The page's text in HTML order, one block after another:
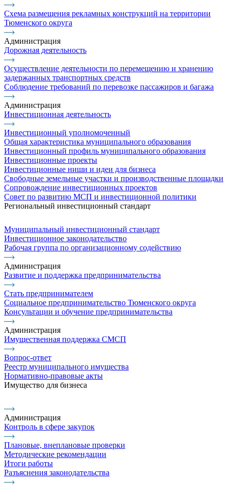
Схема размещения рекламных конструкций на территории
Тюменского округа
Администрация
Дорожная деятельность
Осуществление деятельности по перемещению и хранению
задержанных транспортных средств
Соблюдение требований по перевозке пассажиров и багажа
Администрация
Инвестиционная деятельность
Инвестиционный уполномоченный
Общая характеристика муниципального образования
Инвестиционный профиль муниципального образования
Инвестиционные проекты
Инвестиционные ниши и идеи для бизнеса
Свободные земельные участки и производственные площадки
Сопровождение инвестиционных проектов
Совет по развитию МСП и инвестиционной политики
Региональный инвестиционный стандарт
Муниципальный инвестиционный стандарт
Инвестиционное законодательство
Рабочая группа по организационному содействию
Администрация
Развитие и поддержка предпринимательства
Стать предпринимателем
Социальное предпринимательство Тюменского округа
Консультации и обучение предпринимательства
Администрация
Имущественная поддержка СМСП
Вопрос-ответ
Реестр муниципального имущества
Нормативно-правовые акты
Имущество для бизнеса
Администрация
Контроль в сфере закупок
Плановые, внеплановые проверки
Методические рекомендации
Итоги работы
Разъяснения законодательства